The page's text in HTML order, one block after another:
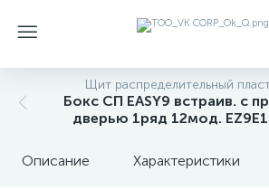
Щит распределительный
Бокс СП EASY9 встраив. с
дверью 1ряд 12мод.
Описание Характеристики